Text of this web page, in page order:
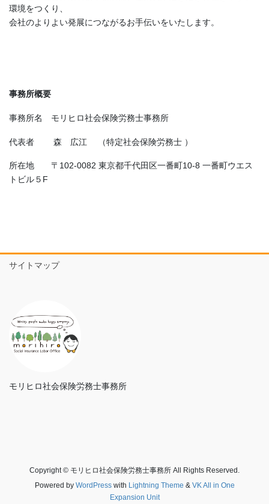
環境をつくり、
会社のよりよい発展につながるお手伝いをいたします。
事務所概要
事務所名 モリヒロ社会保険労務士事務所
代表者 森 広江 （特定社会保険労務士 ）
所在地 〒102-0082 東京都千代田区一番町10-8 一番町ウエス
トビル５F
サイトマップ
モリヒロ社会保険労務士事務所
Copyright © モリヒロ社会保険労務士事務所 All Rights Reserved.
Powered by WordPresswith Lightning Theme & VK All in One
Expansion Unit